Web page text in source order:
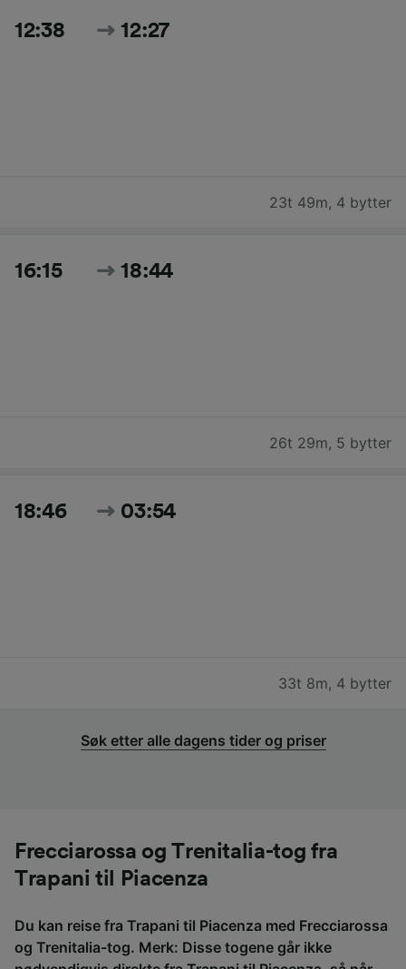
12:38 12:27
23t 49m, 4 bytter
16:15 18:44
26t 29m, 5 bytter
18:46 03:54
33t 8m, 4 bytter
Søk etter alle dagens tider og priser
Frecciarossa og Trenitalia-tog fra
Trapani til Piacenza
Du kan reise fra Trapani til Piacenza med Frecciarossa
og Trenitalia-tog. Merk: Disse togene går ikke